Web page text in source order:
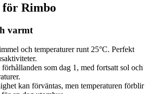
för Rimbo
varmt
och temperaturer runt 25°C. Perfekt
som dag 1, med fortsatt sol och
kan förväntas, men temperaturen förblir